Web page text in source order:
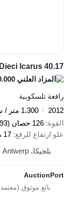
Dieci Icarus 40.17
رافعة تلسكوبية
2012
1.300 متر / ساعة
القوة 126 حصان (93 kW)
علو ارتفاع للرفع 17 متر
بلجيكا، Antwerp
AuctionPort